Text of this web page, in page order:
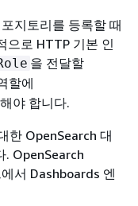
지토리를 등록할 때
으로 HTTP 기본 인
을 전달할
할에
야 합니다.
한 OpenSearch 대
. OpenSearch
서 Dashboards 엔